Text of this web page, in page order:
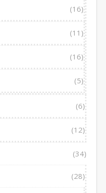
(16)
(11)
(16)
(5)
(6)
(12)
(34)
(28)